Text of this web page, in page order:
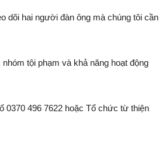
dõi hai người đàn ông mà chúng tôi cần
tội phạm và khả năng hoạt động
0370 496 7622 hoặc Tổ chức từ thiện